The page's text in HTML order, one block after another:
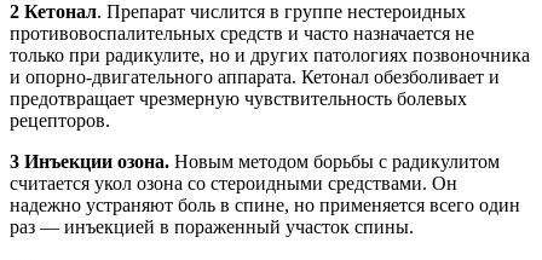
2 Кетонал. Препарат числится в группе нестероидных
противовоспалительных средств и часто назначается не
только при радикулите, но и других патологиях позвоночника
и опорно-двигательного аппарата. Кетонал обезболивает и
предотвращает чрезмерную чувствительность болевых
рецепторов.
3 Инъекции озона. Новым методом борьбы с радикулитом
считается укол озона со стероидными средствами. Он
надежно устраняют боль в спине, но применяется всего один
раз — инъекцией в пораженный участок спины.